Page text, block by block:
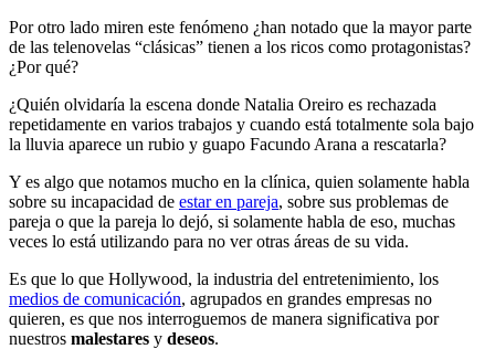
Por otro lado miren este fenómeno ¿han notado que la mayor parte
de las telenovelas “clásicas” tienen a los ricos como protagonistas?
¿Por qué?
¿Quién olvidaría la escena donde Natalia Oreiro es rechazada
repetidamente en varios trabajos y cuando está totalmente sola bajo
la lluvia aparece un rubio y guapo Facundo Arana a rescatarla?
Y es algo que notamos mucho en la clínica, quien solamente habla
sobre su incapacidad de estar en pareja, sobre sus problemas de
pareja o que la pareja lo dejó, si solamente habla de eso, muchas
veces lo está utilizando para no ver otras áreas de su vida.
Es que lo que Hollywood, la industria del entretenimiento, los
medios de comunicación, agrupados en grandes empresas no
quieren, es que nos interroguemos de manera significativa por
nuestros malestares y deseos.